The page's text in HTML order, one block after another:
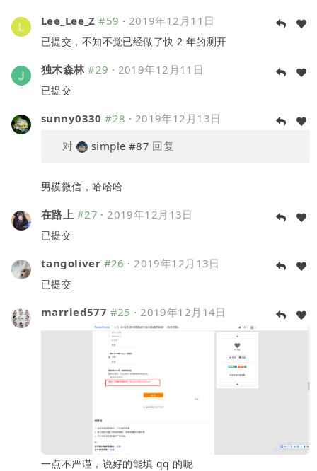
Lee_Lee_Z #59 · 2019年12月11日
已提交，不知不觉已经做了快 2 年的测开
独木森林 #29 · 2019年12月11日
已提交
sunny0330 #28 · 2019年12月13日
对
simple #87 回复
男模微信，哈哈哈
在路上 #27 · 2019年12月13日
已提交
tangoliver #26 · 2019年12月13日
已提交
married577 #25 · 2019年12月14日
一点不严谨，说好的能填 qq 的呢